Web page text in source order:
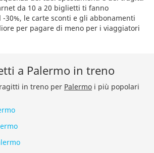
da 10 a 20 biglietti ti fanno
30%, le carte sconti e gli abbonamenti
per pagare di meno per i viaggiatori
a Palermo in treno
in treno per Palermo i più popolari